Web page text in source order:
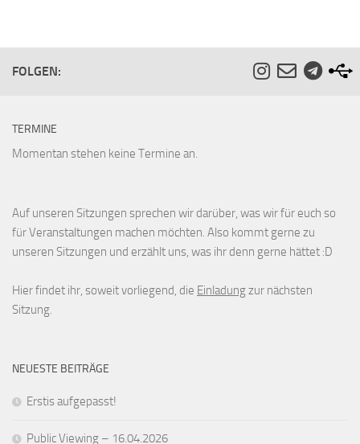
FOLGEN:
TERMINE
Momentan stehen keine Termine an.
Auf unseren Sitzungen sprechen wir darüber, was wir für euch so
für Veranstaltungen machen möchten. Also kommt gerne zu
unseren Sitzungen und erzählt uns, was ihr denn gerne hättet :D
Hier findet ihr, soweit vorliegend, die Einladungzur nächsten
Sitzung.
NEUESTE BEITRÄGE
Erstis aufgepasst!
Public Viewing – 16.04.2026